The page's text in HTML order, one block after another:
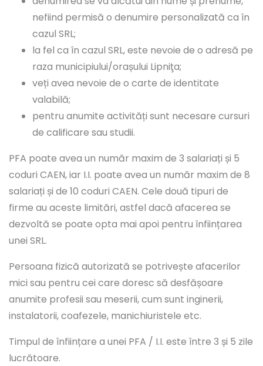
nefiind permisă o denumire personalizată ca în
cazul SRL;
la fel ca în cazul SRL, este nevoie de o adresă pe
raza municipiului/orașului Lipniţa;
veți avea nevoie de o carte de identitate
valabilă;
pentru anumite activități sunt necesare cursuri
de calificare sau studii.
PFA poate avea un număr maxim de 3 salariați și 5
coduri CAEN, iar I.I. poate avea un număr maxim de 8
salariați și de 10 coduri CAEN. Cele două tipuri de
firme au aceste limitări, astfel dacă afacerea se
dezvoltă se poate opta mai apoi pentru înființarea
unei SRL.
Persoana fizică autorizată se potrivește afacerilor
mici sau pentru cei care doresc să desfășoare
anumite profesii sau meserii, cum sunt inginerii,
instalatorii, coafezele, manichiuristele etc.
Timpul de înființare a unei PFA / I.I. este între 3 și 5 zile
lucrătoare.